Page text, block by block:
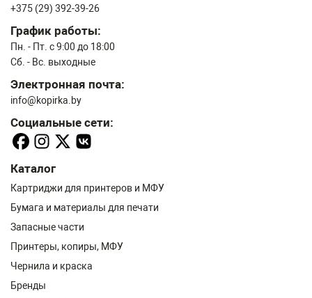
+375 (29) 392-39-26
График работы:
Пн. - Пт. с 9:00 до 18:00
Сб. - Вс. выходные
Электронная почта:
info@kopirka.by
Социальные сети:
Каталог
Картриджи для принтеров и МФУ
Бумага и материалы для печати
Запасные части
Принтеры, копиры, МФУ
Чернила и краска
Бренды